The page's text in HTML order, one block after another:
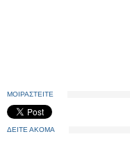
ΜΟΙΡΑΣΤΕΙΤΕ
ΔΕΙΤΕ ΑΚΟΜΑ